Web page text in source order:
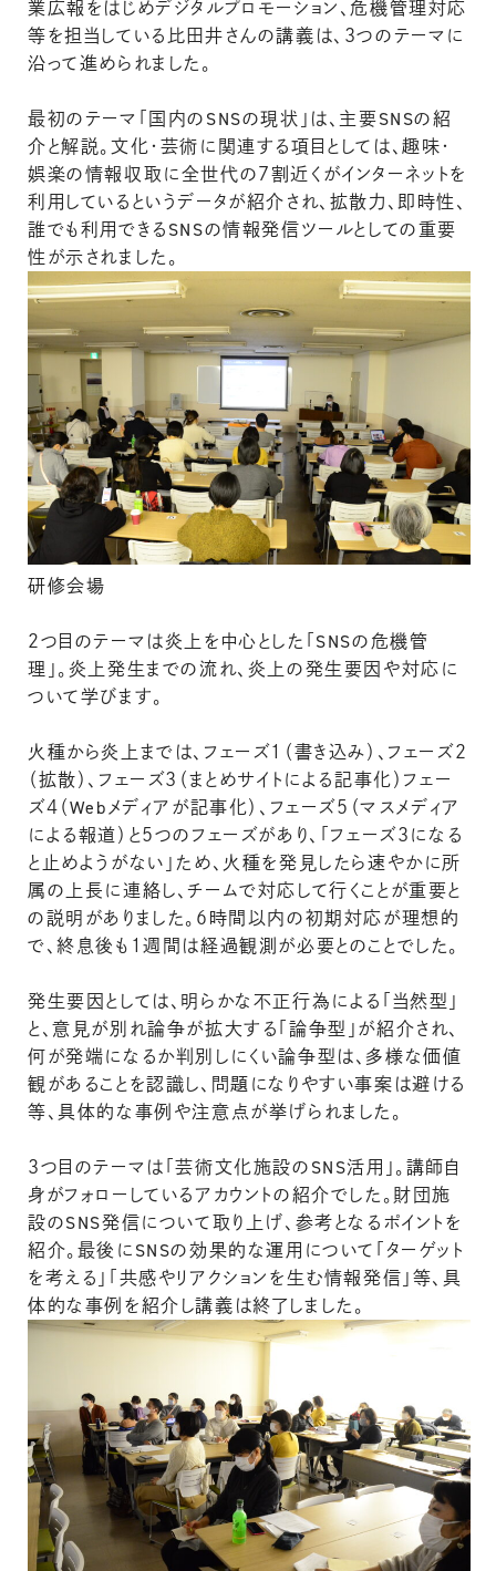
業広報をはじめデジタルプロモーション、危機管理対応
等を担当している比田井さんの講義は、３つのテーマに
沿って進められました。
最初のテーマ「国内のSNSの現状」は、主要SNSの紹
介と解説。文化・芸術に関連する項目としては、趣味・
娯楽の情報収取に全世代の７割近くがインターネットを
利用しているというデータが紹介され、拡散力、即時性、
誰でも利用できるSNSの情報発信ツールとしての重要
性が示されました。
研修会場
２つ目のテーマは炎上を中心とした「SNSの危機管
理」。炎上発生までの流れ、炎上の発生要因や対応に
ついて学びます。
火種から炎上までは、フェーズ１（書き込み）、フェーズ２
（拡散）、フェーズ３（まとめサイトによる記事化）フェー
ズ４（Webメディアが記事化）、フェーズ５（マスメディア
による報道）と５つのフェーズがあり、「フェーズ３になる
と止めようがない」ため、火種を発見したら速やかに所
属の上長に連絡し、チームで対応して行くことが重要と
の説明がありました。６時間以内の初期対応が理想的
で、終息後も１週間は経過観測が必要とのことでした。
発生要因としては、明らかな不正行為による「当然型」
と、意見が別れ論争が拡大する「論争型」が紹介され、
何が発端になるか判別しにくい論争型は、多様な価値
観があることを認識し、問題になりやすい事案は避ける
等、具体的な事例や注意点が挙げられました。
３つ目のテーマは「芸術文化施設のSNS活用」。講師自
身がフォローしているアカウントの紹介でした。財団施
設のSNS発信について取り上げ、参考となるポイントを
紹介。最後にSNSの効果的な運用について「ターゲット
を考える」「共感やリアクションを生む情報発信」等、具
体的な事例を紹介し講義は終了しました。